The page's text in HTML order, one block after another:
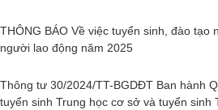
THÔNG BÁO Về việc tuyển sinh, đào tạo
người lao động năm 2025
Thông tư 30/2024/TT-BGDĐT Ban hành
tuyển sinh Trung học cơ sở và tuyển sinh